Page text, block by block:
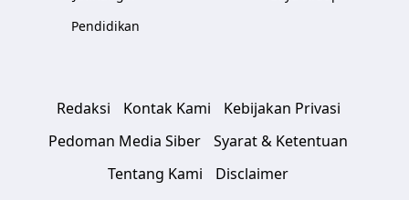
Pendidikan
Redaksi Kontak Kami
Kebijakan Privasi
Pedoman Media Siber
Syarat & Ketentuan
Tentang Kami
Disclaimer